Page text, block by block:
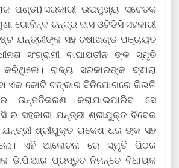
ପଣ୍ଡା):ସରକାରୀ ଉପମୁଖ୍ୟ ସଚେତକ
ଗୋବିନ୍ଦ ଚନ୍ଦ୍ର ଦାସ ଓଟିଡିସି ସହକାରୀ
ଯନ୍ତ୍ରୀଙ୍କ ସହ ଚଷାଖଣ୍ଡ ପଞ୍ଚାୟତ
ସଂଗ୍ରାମୀ ବାଘାଯତୀନ ଙ୍କ ସ୍ମୃତି
ରାଜ୍ୟ ସରକାରଙ୍କ ଦ୍ଵାରା
ଏକ କୋଟି ଟଙ୍କାର ବିନିଯୋଗରେ କିଭଳି
ଉନ୍ନତିକରଣ କରାଯାଇପାରିବ ସେ
ର ସହକାରୀ ଯନ୍ତ୍ରୀ ଶ୍ରୀଯୁକ୍ତ ବିବେକ
ଶ୍ରୀଯୁକ୍ତ ରାକେଶ ଧର ଙ୍କ ସହ
ଏହି ଆଲୋଚନା ରେ ସ୍ମୃତି ପିଠର
ଡି.ପି.ଆର ପ୍ରସ୍ତୁତ ନିମନ୍ତେ ବିଧାୟକ